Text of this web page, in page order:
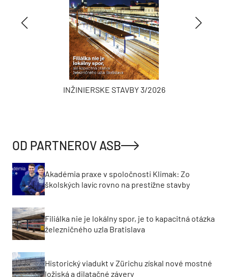
INŽINIERSKE STAVBY 3/2026
OD PARTNEROV ASB
Akadémia praxe v spoločnosti Klimak: Zo
školských lavíc rovno na prestížne stavby
Filiálka nie je lokálny spor, je to kapacitná otázka
železničného uzla Bratislava
Historický viadukt v Zürichu získal nové mostné
ložiská a dilatačné závery